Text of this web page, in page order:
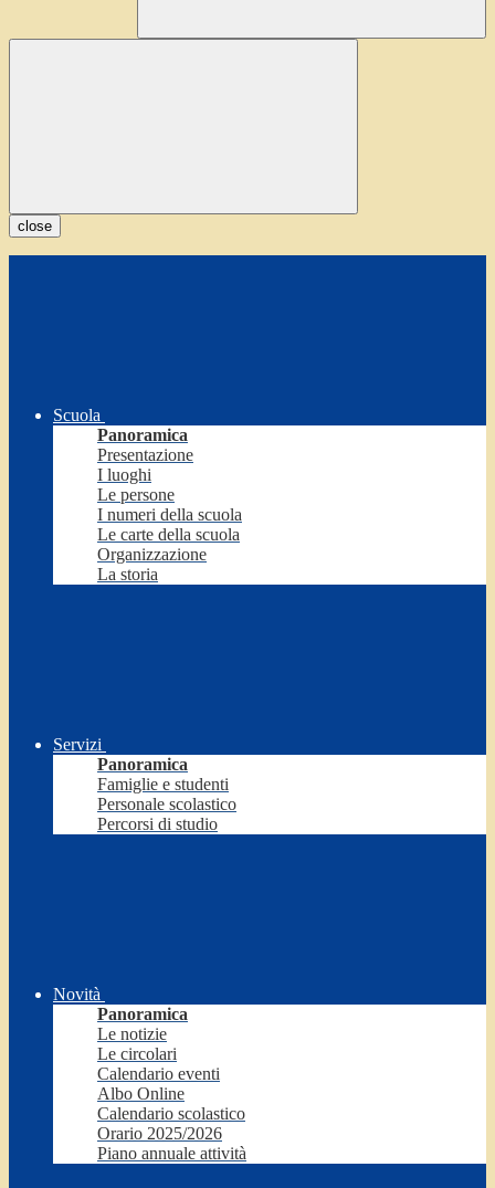
close
Scuola
Panoramica
Presentazione
I luoghi
Le persone
I numeri della scuola
Le carte della scuola
Organizzazione
La storia
Servizi
Panoramica
Famiglie e studenti
Personale scolastico
Percorsi di studio
Novità
Panoramica
Le notizie
Le circolari
Calendario eventi
Albo Online
Calendario scolastico
Orario 2025/2026
Piano annuale attività